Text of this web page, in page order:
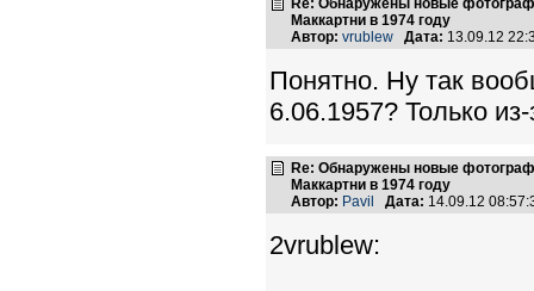
Re: Обнаружены новые
Маккартни в 1974 году
Автор: vrublew Дата: 13.09.12
Понятно. Ну так
6.06.1957? Только
Re: Обнаружены новые
Маккартни в 1974 году
Автор: Pavil Дата: 14.09.12
2vrublew: